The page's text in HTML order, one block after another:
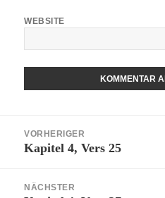
WEBSITE
VORHERIGER
Vorheriger
Kapitel 4, Vers 25
NÄCHSTER